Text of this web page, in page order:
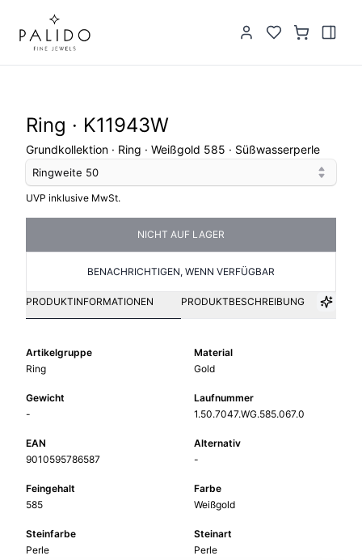
Ring · K11943W
Grundkollektion · Ring · Weißgold 585 · Süßwasserperle
Ringweite 50
UVP inklusive MwSt.
NICHT AUF LAGER
BENACHRICHTIGEN, WENN VERFÜGBAR
PRODUKTINFORMATIONEN PRODUKTBESCHREIBUNG
Artikelgruppe
Ring
Material
Gold
Gewicht
-
Laufnummer
1.50.7047.WG.585.067.0
EAN
9010595786587
Alternativ
-
Feingehalt
585
Farbe
Weißgold
Steinfarbe
Perle
Steinart
Perle